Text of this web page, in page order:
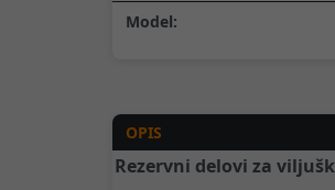
Model:
OPIS
Rezervni delovi za